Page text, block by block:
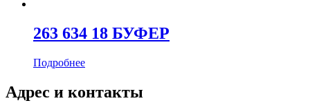
263 634 18 БУФЕР
Подробнее
Адрес и контакты